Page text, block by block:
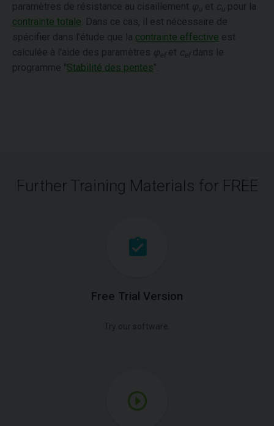
paramètres de résistance au cisaillement φu et c u pour la
contrainte totale . Dans ce cas, il est nécessaire de
spécifier dans l'étude que la contrainte effective est
calculée à l'aide des paramètres φef et c ef dans le
programme "Stabilité des pentes".
Further Training Materials for FREE
Free Trial Version